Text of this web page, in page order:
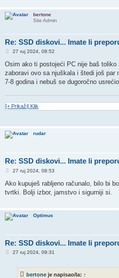
bertone
Site Admin
Re: SSD diskovi... Imate li
P
s
27 ruj 2024, 08:52
Osim ako ti postojeći PC nije baš toliko
zaboravi ovo sa njuškala i štedi još par
7-8 godina i nebuš se dugoročno
[+ Prikaži] Klik
rudar
Re: SSD diskovi... Imate li
P
s
27 ruj 2024, 08:53
Ako kupuješ rabljeno računalo, bilo bi
tvrtki. Bolji izbor, jamstvo i sigurniji si.
Optimus
Re: SSD diskovi... Imate li
P27 ruj 2024, 09:31
bertone je napisao/la: ↑